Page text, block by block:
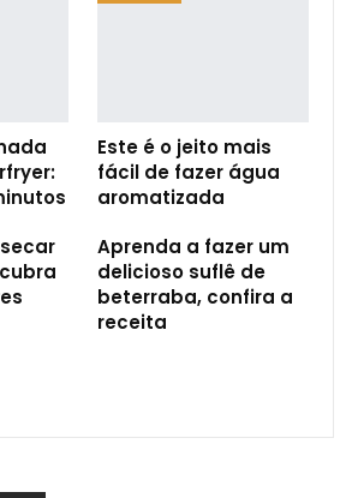
Este é o jeito mais
fácil de fazer água
aromatizada
Aprenda a fazer um
delicioso suflê de
beterraba, confira a
receita